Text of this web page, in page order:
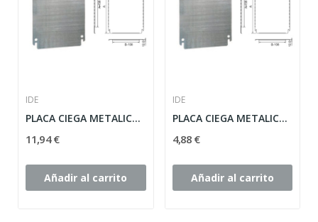
IDE
PLACA CIEGA METALICA ALTO 500 MM ANCHO 300 MM IDE
11,94 €
Añadir al carrito
IDE
PLACA CIEGA METALICA IDE ALTO 250 MM ANCHO 300 MM
4,88 €
Añadir al carrito